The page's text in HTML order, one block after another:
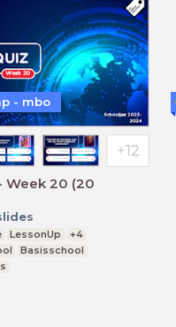
Week 20 (20
LessonUp
+4
Basisschool
- mbo